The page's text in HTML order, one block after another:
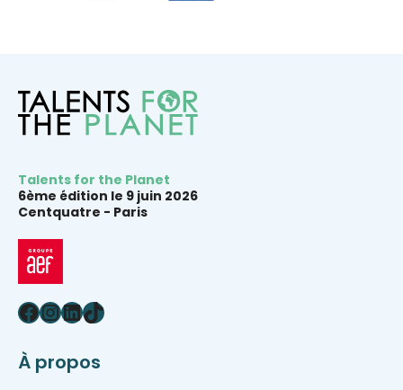
Talents for the Planet
6ème édition le 9 juin 2026
Centquatre - Paris
Facebook
Instagram
LinkedIn
TikTok
À propos